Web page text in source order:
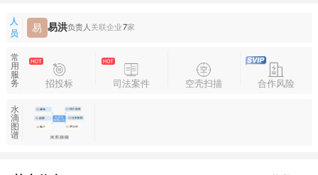
人
员
易 易洪负责人 关联企业7家
常
用
服
务
招投标 司法案件 空壳扫描 合作风险
水
滴
图
谱